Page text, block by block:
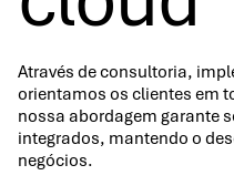
Através de consultoria,
orientamos os clientes em
nossa abordagem garante
integrados, mantendo o
negócios.